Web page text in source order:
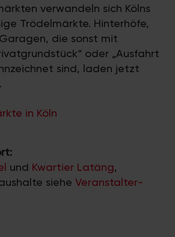
verwandeln sich Kölns
Trödelmärkte. Hinterhöfe,
die sonst mit
oder „Ausfahrt
sind, laden jetzt
in Köln
und Kwartier Latäng,
siehe Veranstalter-